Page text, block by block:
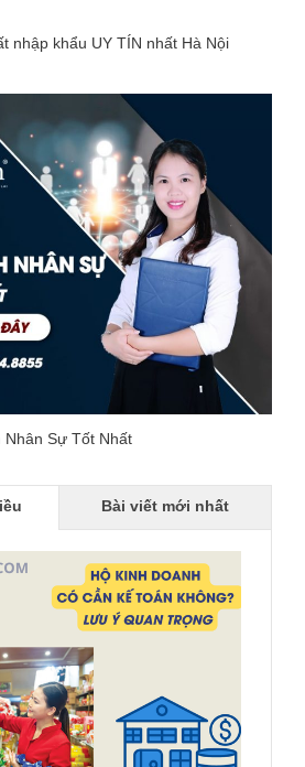
nhập khẩu UY TÍN nhất Hà Nội
Nhân Sự Tốt Nhất
Bài viết mới nhất